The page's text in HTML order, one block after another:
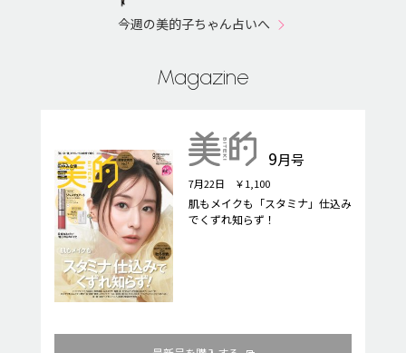
今週の美的子ちゃん占いへ
Magazine
9月号
7月22日 ￥1,100
肌もメイクも「スタミナ」仕込み
でくずれ知らず！